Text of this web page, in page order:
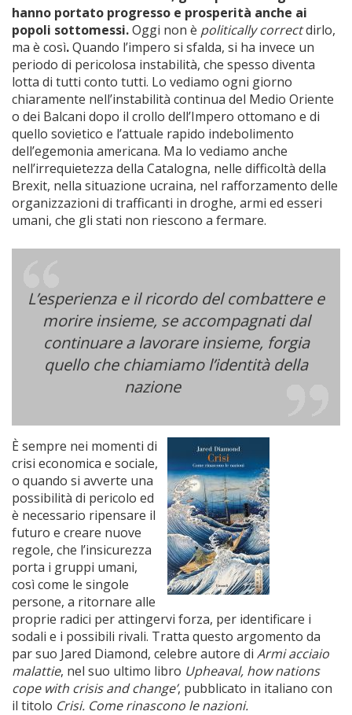
hanno portato progresso e prosperità anche ai
popoli sottomessi.Oggi non è politically correctdirlo,
ma è così.Quando l’impero si sfalda, si ha invece un
periodo di pericolosa instabilità, che spesso diventa
lotta di tutti conto tutti. Lo vediamo ogni giorno
chiaramente nell’instabilità continua del Medio Oriente
o dei Balcani dopo il crollo dell’Impero ottomano e di
quello sovietico e l’attuale rapido indebolimento
dell’egemonia americana. Ma lo vediamo anche
nell’irrequietezza della Catalogna, nelle difficoltà della
Brexit, nella situazione ucraina, nel rafforzamento delle
organizzazioni di trafficanti in droghe, armi ed esseri
umani, che gli stati non riescono a fermare.
L’esperienza e il ricordo del combattere e
morire insieme, se accompagnati dal
continuare a lavorare insieme, forgia
quello che chiamiamo l’identità della
nazione
È sempre nei momenti di
crisi economica e sociale,
o quando si avverte una
possibilità di pericolo ed
è necessario ripensare il
futuro e creare nuove
regole, che l’insicurezza
porta i gruppi umani,
così come le singole
persone, a ritornare alle
proprie radici per attingervi forza, per identificare i
sodali e i possibili rivali. Tratta questo argomento da
par suo Jared Diamond, celebre autore di Armi acciaio
malattie, nel suo ultimo libro Upheaval, how nations
cope with crisis and change’, pubblicato in italiano con
il titolo Crisi. Come rinascono le nazioni.